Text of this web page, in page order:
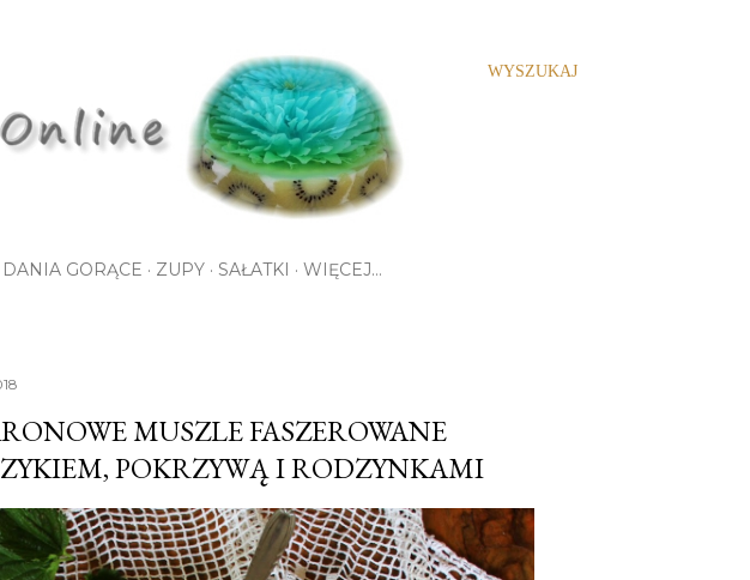
WYSZUKAJ
DANIA GORĄCE ZUPY SAŁATKI WIĘCEJ…
MUSZLE FASZEROWANE
POKRZYWĄ I RODZYNKAMI